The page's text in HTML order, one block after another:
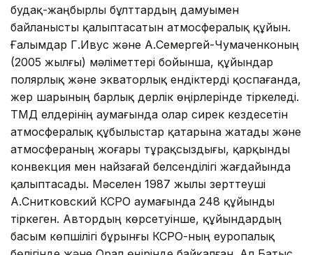
будақ-жаңбырлы бұлттардың дамуымен
байланысты қалыптасатын атмосфералық құйын.
Ғалымдар Г.Ивус және А.Семергей-Чумаченконың
(2005 жылғы) мәліметтері бойынша, құйындар
полярлық және экваторлық ендіктерді қоспағанда,
жер шарының барлық дерлік өңірлерінде тіркеледі.
ТМД елдерінің аумағында олар сирек кездесетін
атмосфералық құбылыстар қатарына жатады және
атмосфераның жоғары тұрақсыздығы, қарқынды
конвекция мен найзағай белсенділігі жағдайында
қалыптасады. Мәселен 1987 жылы зерттеуші
А.Снитковский КСРО аумағында 248 құйынды
тіркеген. Автордың көрсетуінше, құйындардың
басым көпшілігі бұрынғы КСРО-ның еуропалық